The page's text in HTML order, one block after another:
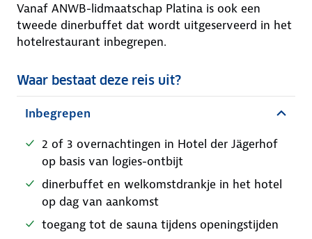
Vanaf ANWB-lidmaatschap Platina is ook een
tweede dinerbuffet dat wordt uitgeserveerd in het
hotelrestaurant inbegrepen.
Waar bestaat deze reis uit?
Inbegrepen
2 of 3 overnachtingen in Hotel der Jägerhof
op basis van logies-ontbijt
dinerbuffet en welkomstdrankje in het hotel
op dag van aankomst
toegang tot de sauna tijdens openingstijden